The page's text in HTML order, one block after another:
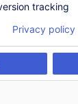
au
?
tracking
Privacy policy